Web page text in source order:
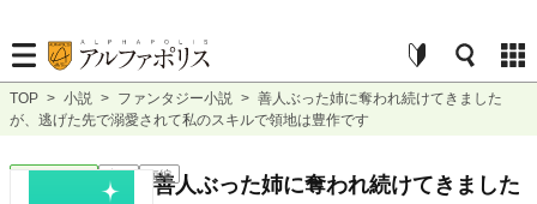
TOP > 小説 > ファンタジー小説 > 善人ぶった姉に奪われ続けてきました
が、逃げた先で溺愛されて私のスキルで領地は豊作です
ファンタジー 完結 短編
善人ぶった姉に奪われ続けてきました